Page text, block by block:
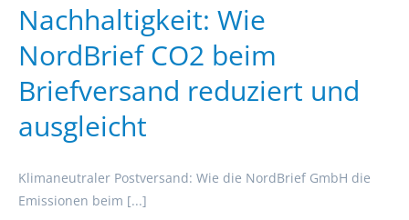
Nachhaltigkeit: Wie
NordBrief CO2 beim
Briefversand reduziert und
ausgleicht
Klimaneutraler Postversand: Wie die NordBrief GmbH die
Emissionen beim [...]